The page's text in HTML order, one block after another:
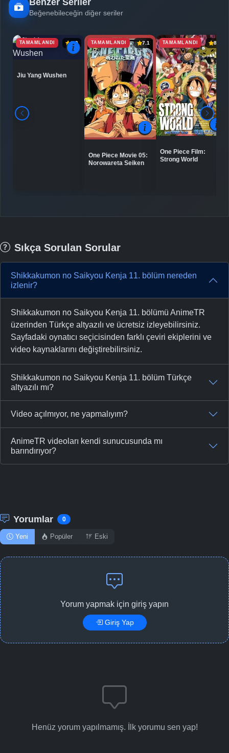
Beğenebileceğin diğer seriler
TAMAMLANDI 6.9
Jiu Yang Wushen
TAMAMLANDI 7.1
One Piece Movie 05:
Norowareta Seiken
TAMAMLANDI 8.0
One Piece Film:
Strong World
Sıkça Sorulan Sorular
Shikkakumon no Saikyou Kenja 11. bölüm nereden
izlenir?
Shikkakumon no Saikyou Kenja 11. bölümü AnimeTR
üzerinden Türkçe altyazılı ve ücretsiz izleyebilirsiniz.
Sayfadaki oynatıcı seçicisinden farklı çeviri ekiplerini ve
video kaynaklarını değiştirebilirsiniz.
Shikkakumon no Saikyou Kenja 11. bölüm Türkçe
altyazılı mı?
Video açılmıyor, ne yapmalıyım?
AnimeTR videoları kendi sunucusunda mı
barındırıyor?
Yorumlar 0
Yeni Popüler Eski
Yorum yapmak için giriş yapın
Giriş Yap
Henüz yorum yapılmamış. İlk yorumu sen yap!